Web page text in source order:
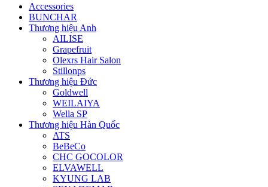
Accessories
BUNCHAR
Thương hiệu Anh
AILISE
Grapefruit
Olexrs Hair Salon
Stillonps
Thương hiệu Đức
Goldwell
WEILAIYA
Wella SP
Thương hiệu Hàn Quốc
ATS
BeBeCo
CHC GOCOLOR
ELVAWELL
KYUNG LAB